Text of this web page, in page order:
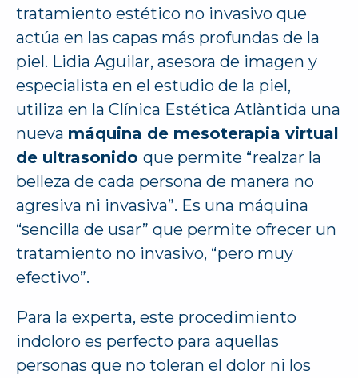
tratamiento estético no invasivo que
actúa en las capas más profundas de la
piel. Lidia Aguilar, asesora de imagen y
especialista en el estudio de la piel,
utiliza en la Clínica Estética Atlàntida una
nueva máquina de mesoterapia virtual
de ultrasonido que permite “realzar la
belleza de cada persona de manera no
agresiva ni invasiva”. Es una máquina
“sencilla de usar” que permite ofrecer un
tratamiento no invasivo, “pero muy
efectivo”.
Para la experta, este procedimiento
indoloro es perfecto para aquellas
personas que no toleran el dolor ni los